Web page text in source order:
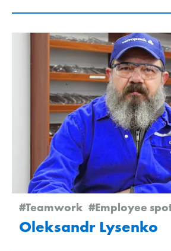
#Teamwork #Employee
Oleksandr Lysenko